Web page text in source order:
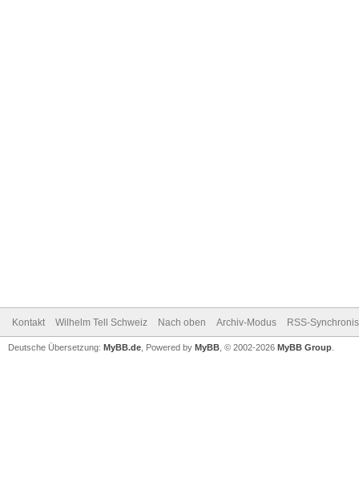
Kontakt Wilhelm Tell Schweiz Nach oben Archiv-Modus RSS-
Deutsche Übersetzung: MyBB.de , Powered by MyBB , © 2002-2026 MyBB Group